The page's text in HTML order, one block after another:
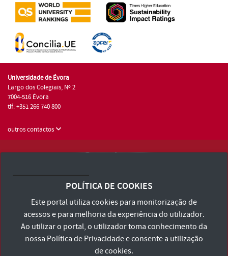
Universidade de Évora
Largo dos Colegiais, Nº 2
7004-516 Évora
tlf: +351 266 740 800
outros contactos
Consulte os Termos e Condições e Política de Privacidade
Declaração de Acessibilidade
POLÍTICA DE COOKIES
Este portal utiliza cookies para monitorização de
acessos e para melhoria da experiência do utilizador.
Ao utilizar o portal, o utilizador toma conhecimento da
nossa Política de Privacidadee consente a utilização
de cookies.